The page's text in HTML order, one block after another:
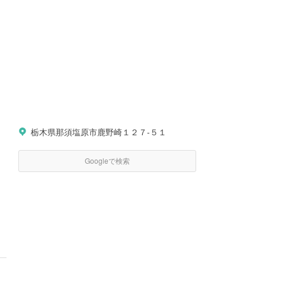
栃木県那須塩原市鹿野崎１２７-５１
Googleで検索